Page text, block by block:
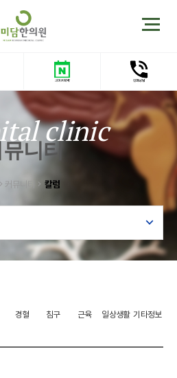
clinic
니티
커뮤니티 칼럼
경혈 침구 근육 일상생활 기타정보